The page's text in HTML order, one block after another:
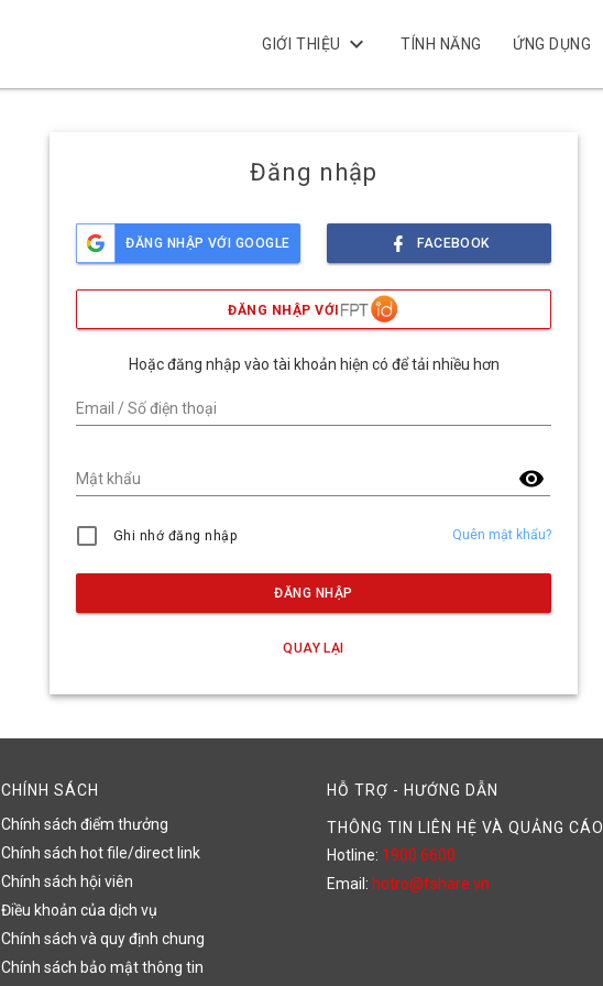
GIỚI THIỆU keyboard_arrow_down TÍNH NĂNG ỨNG DỤNG
Đăng nhập
ĐĂNG NHẬP VỚI GOOGLE FACEBOOK
ĐĂNG NHẬP VỚI
Hoặc đăng nhập vào tài khoản hiện có để tải nhiều hơn
Email / Số điện thoại
visibility
Mật khẩu
Ghi nhớ đăng nhập Quên mật khẩu?
ĐĂNG NHẬP
QUAY LẠI
CHÍNH SÁCH
Chính sách điểm thưởng
Chính sách hot file/direct link
Chính sách hội viên
Điều khoản của dịch vụ
Chính sách và quy định chung
Chính sách bảo mật thông tin
HỖ TRỢ - HƯỚNG DẪN
THÔNG TIN LIÊN HỆ VÀ QUẢNG CÁO
Hotline: 1900 6600
Email: hotro@fshare.vn